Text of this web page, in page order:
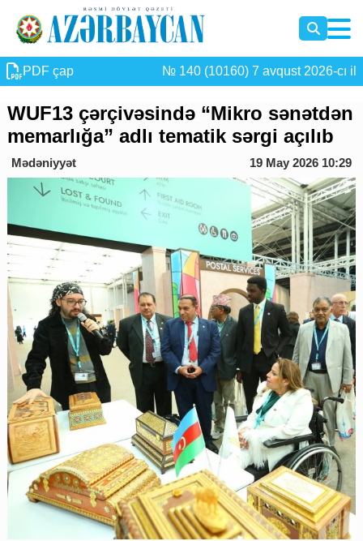
PDF çap № 140 (10160) 7 avqust 2026-cı il
WUF13 çərçivəsində “Mikro sənətdən
memarlığa” adlı tematik sərgi açılıb
Mədəniyyət 19 May 2026 10:29